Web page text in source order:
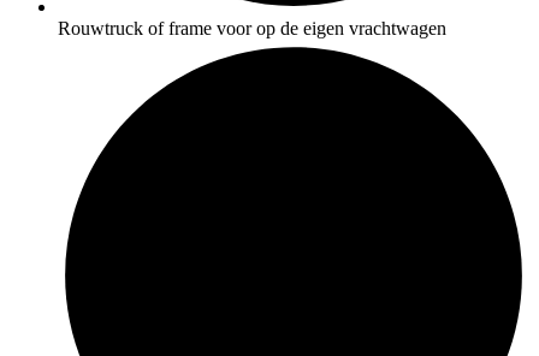
Rouwtruck of frame voor op de eigen vrachtwagen